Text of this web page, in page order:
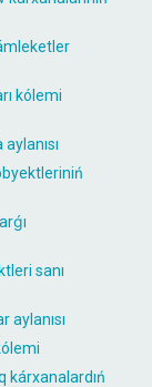
kólemi
sanı
aylanısı
kárxanalardıń